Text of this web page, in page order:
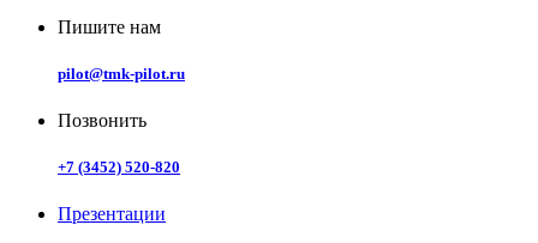
Пишите нам
pilot@tmk-pilot.ru
Позвонить
+7 (3452) 520-820
Презентации